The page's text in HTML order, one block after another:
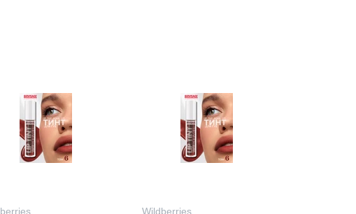
Wildberries